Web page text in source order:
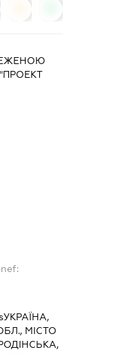
УКРАЇНА,
МІСТО